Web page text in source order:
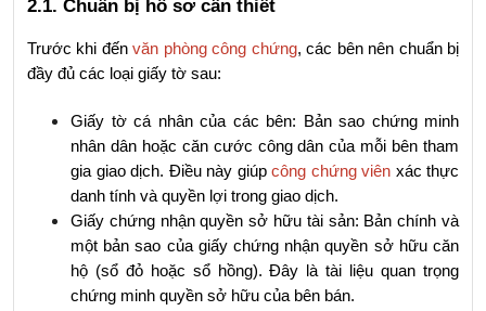
2.1. Chuẩn bị hồ sơ cần thiết
Trước khi đến văn phòng công chứng, các bên nên chuẩn bị
đầy đủ các loại giấy tờ sau:
Giấy tờ cá nhân của các bên: Bản sao chứng minh
nhân dân hoặc căn cước công dân của mỗi bên tham
gia giao dịch. Điều này giúp công chứng viên xác thực
danh tính và quyền lợi trong giao dịch.
Giấy chứng nhận quyền sở hữu tài sản: Bản chính và
một bản sao của giấy chứng nhận quyền sở hữu căn
hộ (sổ đỏ hoặc sổ hồng). Đây là tài liệu quan trọng
chứng minh quyền sở hữu của bên bán.